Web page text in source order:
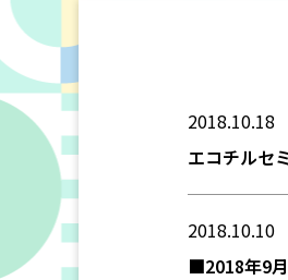
2018.10.18
エコチルセ
2018.10.10
■2018年9